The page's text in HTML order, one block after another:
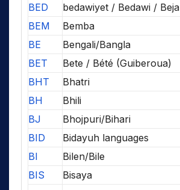
BED
bedawiyet / Bedawi / Beja
BEM
Bemba
BE
Bengali/Bangla
BET
Bete / Bété (Guiberoua)
BHT
Bhatri
BH
Bhili
BJ
Bhojpuri/Bihari
BID
Bidayuh languages
BI
Bilen/Bile
BIS
Bisaya